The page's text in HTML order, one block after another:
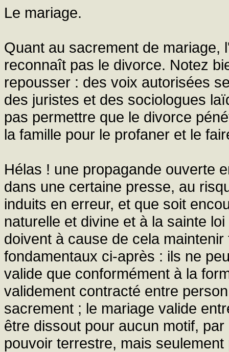
Le mariage.
Quant au sacrement de mariage,
reconnaît pas le divorce. Notez
repousser : des voix autorisées
des juristes et des sociologues
pas permettre que le divorce
la famille pour le profaner et le
Hélas ! une propagande ouverte
dans une certaine presse, au
induits en erreur, et que soit
naturelle et divine et à la sainte
doivent à cause de cela
fondamentaux ci-après : ils ne
valide que conformément à la
validement contracté entre
sacrement ; le mariage valide
être dissout pour aucun motif,
pouvoir terrestre, mais seulement